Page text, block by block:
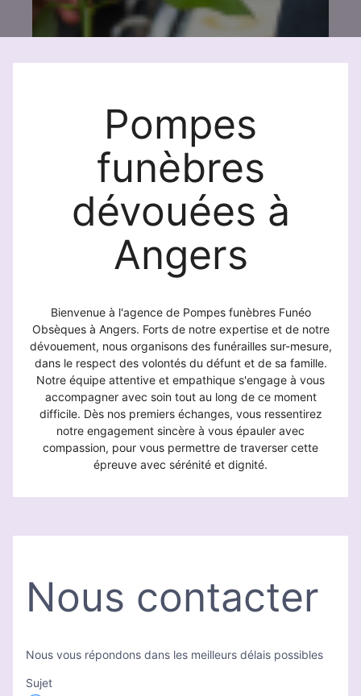
Pompes
funèbres
dévouées à
Angers
Bienvenue à l'agence de Pompes funèbres Funéo
Obsèques à Angers. Forts de notre expertise et de notre
dévouement, nous organisons des funérailles sur-mesure,
dans le respect des volontés du défunt et de sa famille.
Notre équipe attentive et empathique s'engage à vous
accompagner avec soin tout au long de ce moment
difficile. Dès nos premiers échanges, vous ressentirez
notre engagement sincère à vous épauler avec
compassion, pour vous permettre de traverser cette
épreuve avec sérénité et dignité.
Nous contacter
Nous vous répondons dans les meilleurs délais possibles
Sujet